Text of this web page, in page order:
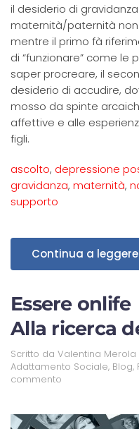
il desiderio di
maternità/paternità
mentre il primo fà
di “funzionare” come le
saper procreare, il
desiderio di accudire,
mosso da spinte
affettive e alle
figli.
ascolto, depressione
gravidanza, maternità,
supporto
Continua a leggere
Essere onlife
Alla ricerca
Scritto da Valentina Merola
Adattamento Sociale, Blog,
commento